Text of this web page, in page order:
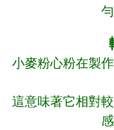
小麥粉心粉在製
這意味著它相對